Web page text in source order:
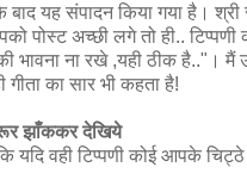
यह संपादन किया गया है। श्री
पोस्ट अच्छी लगे तो ही..
भावना ना रखे ,यही ठीक है.."।
का सार भी कहता है!
झाँककर देखिये
यदि वही टिप्पणी कोई आपके चिट्ठे